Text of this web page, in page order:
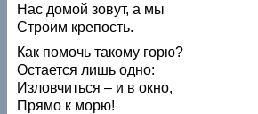
Нас домой зовут, а мы
Строим крепость.
Как помочь такому горю?
Остается лишь одно:
Изловчиться – и в окно,
Прямо к морю!